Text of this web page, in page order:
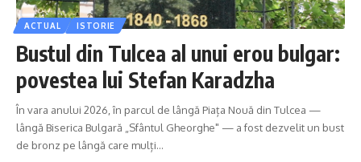
ACTUAL ISTORIE
Bustul din Tulcea al unui erou bulgar:
povestea lui Stefan Karadzha
În vara anului 2026, în parcul de lângă Piața Nouă din Tulcea —
lângă Biserica Bulgară „Sfântul Gheorghe" — a fost dezvelit un bust
de bronz pe lângă care mulți…